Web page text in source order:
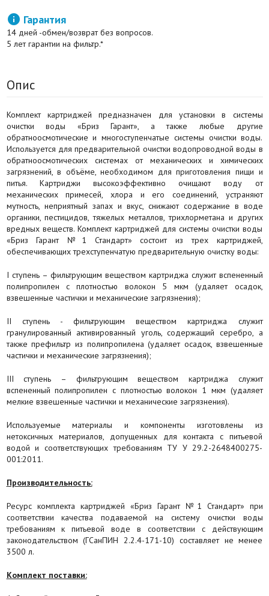
 Гарантия
14 дней -обмен/возврат без вопросов.
5 лет гарантии на фильтр.*
Опис
Комплект картриджей предназначен для установки в системы
очистки воды «Бриз Гарант», а также любые другие
обратноосмотические и многоступенчатые системы очистки воды.
Используется для предварительной очистки водопроводной воды в
обратноосмотических системах от механических и химических
загрязнений, в объёме, необходимом для приготовления пищи и
питья. Картриджи высокоэффективно очищают воду от
механических примесей, хлора и его соединений, устраняют
мутность, неприятный запах и вкус, снижают содержание в воде
органики, пестицидов, тяжелых металлов, трихлорметана и других
вредных веществ. Комплект картриджей для системы очистки воды
«Бриз Гарант №1 Стандарт» состоит из трех картриджей,
обеспечивающих трехступенчатую предварительную очистку воды:
I ступень – фильтрующим веществом картриджа служит вспененный
полипропилен с плотностью волокон 5 мкм (удаляет осадок,
взвешенные частички и механические загрязнения);
II ступень - фильтрующим веществом картриджа служит
гранулированный активированный уголь, содержащий серебро, а
также префильтр из полипропилена (удаляет осадок, взвешенные
частички и механические загрязнения);
III ступень – фильтрующим веществом картриджа служит
вспененный полипропилен с плотностью волокон 1 мкм (удаляет
мелкие взвешенные частички и механические загрязнения).
Используемые материалы и компоненты изготовлены из
нетоксичных материалов, допущенных для контакта с питьевой
водой и соответствующих требованиям ТУ У 29.2-2648400275-
001:2011.
Производительность:
Ресурс комплекта картриджей «Бриз Гарант №1 Стандарт» при
соответствии качества подаваемой на систему очистки воды
требованиям к питьевой воде в соответствии с действующим
законодательством (ГСанПИН 2.2.4-171-10) составляет не менее
3500 л.
Комплект поставки: